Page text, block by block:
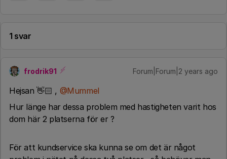
1 svar
frodrik91 Forum|Forum|2 years ago
Hejsan 👋🏻 , @Mummel
Hur länge har dessa problem med hastigheten varit hos
dom här 2 platserna för er ?
För att kundservice ska kunna se om det är något